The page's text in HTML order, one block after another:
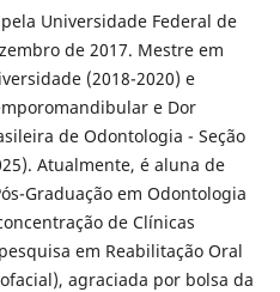
Universidade Federal de
de 2017. Mestre em
(2018-2020) e
e Dor
de Odontologia - Seção
Atualmente, é aluna de
Graduação em Odontologia
de Clínicas
em Reabilitação Oral
agraciada por bolsa da